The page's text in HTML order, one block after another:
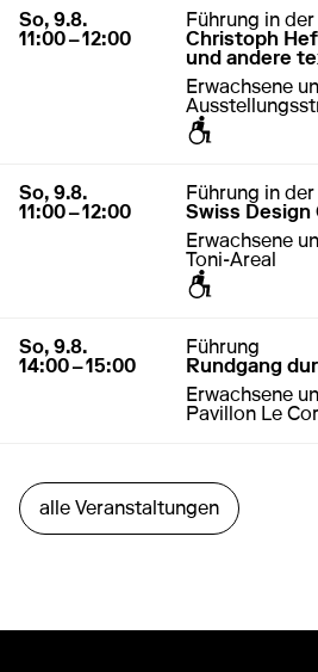
9. August 2026 11:00 – 12:00
So, 9.8.
11:00 – 12:00
Führung in
Christoph
und andere
Erwachsene
9. August 2026
11:00 – 12:00
So, 9.8.
11:00 – 12:00
Führung in
Swiss
Erwachsene
Toni-Areal
9. August 2026
14:00 – 15:00
So, 9.8.
14:00 – 15:00
Führung
Rundgang
Erwachsene
Pavillon Le
alle Veranstaltungen